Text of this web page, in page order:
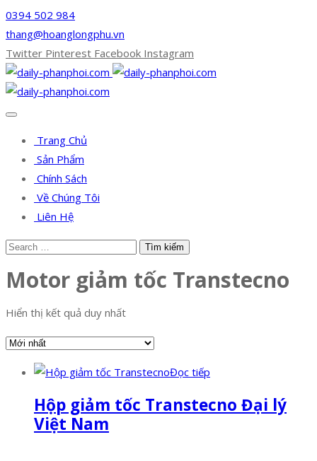
0394 502 984
thang@hoanglongphu.vn
Twitter Pinterest Facebook Instagram
Trang Chủ
Sản Phẩm
Chính Sách
Về Chúng Tôi
Liên Hệ
Motor giảm tốc Transtecno
Hiển thị kết quả duy nhất
Đọc tiếp
Hộp giảm tốc Transtecno Đại lý
Việt Nam